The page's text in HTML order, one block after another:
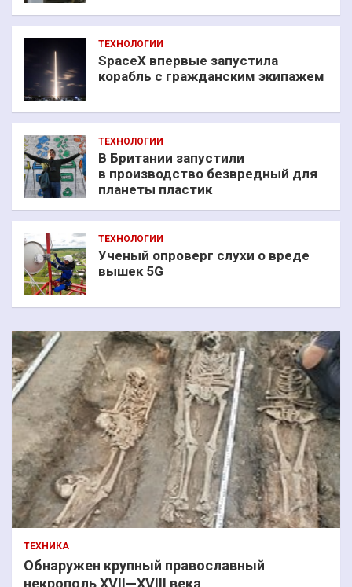
ТЕХНОЛОГИИ
SpaceX впервые запустила
корабль с гражданским экипажем
ТЕХНОЛОГИИ
В Британии запустили
в производство безвредный для
планеты пластик
ТЕХНОЛОГИИ
Ученый опроверг слухи о вреде
вышек 5G
ТЕХНИКА
Обнаружен крупный православный
некрополь XVII—XVIII века